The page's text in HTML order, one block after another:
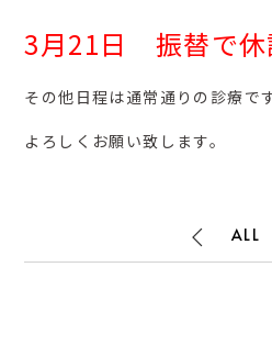
3月21日 振替で休
その他日程は通常通りの診療です
よろしくお願い致します。
ALL